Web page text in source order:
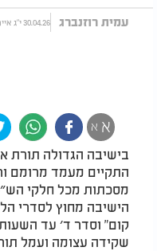
עמית רוזנברג 30.04.26 י"ג אייר התשפ"ו
א א
בישיבה הגדולה תורת
התקיים מעמד מרומם
מסכתות מכל חלקי
הישיבה מחוץ לסדרי
קום" וסדר ד׳ עד
שקידה עצומה ועמל